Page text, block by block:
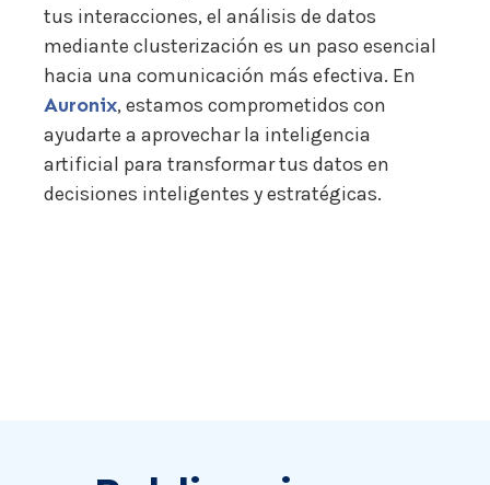
tus interacciones, el análisis de datos
mediante clusterización es un paso esencial
hacia una comunicación más efectiva. En
Auronix, estamos comprometidos con
ayudarte a aprovechar la inteligencia
artificial para transformar tus datos en
decisiones inteligentes y estratégicas.